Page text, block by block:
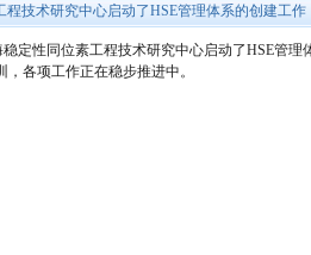
程技术研究中心启动了HSE管理体系的创建工作
定性同位素工程技术研究中心启动了HSE管
各项工作正在稳步推进中。